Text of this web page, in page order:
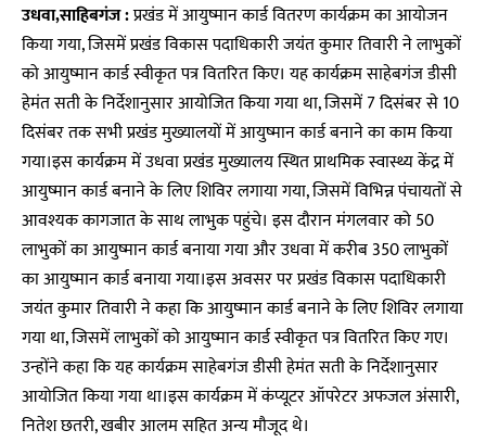
उधवा,साहिबगंज :प्रखंड में आयुष्मान कार्ड वितरण कार्यक्रम का आयोजन
किया गया, जिसमें प्रखंड विकास पदाधिकारी जयंत कुमार तिवारी ने लाभुकों
को आयुष्मान कार्ड स्वीकृत पत्र वितरित किए। यह कार्यक्रम साहेबगंज डीसी
हेमंत सती के निर्देशानुसार आयोजित किया गया था, जिसमें 7 दिसंबर से 10
दिसंबर तक सभी प्रखंड मुख्यालयों में आयुष्मान कार्ड बनाने का काम किया
गया।इस कार्यक्रम में उधवा प्रखंड मुख्यालय स्थित प्राथमिक स्वास्थ्य केंद्र में
आयुष्मान कार्ड बनाने के लिए शिविर लगाया गया, जिसमें विभिन्न पंचायतों से
आवश्यक कागजात के साथ लाभुक पहुंचे। इस दौरान मंगलवार को 50
लाभुकों का आयुष्मान कार्ड बनाया गया और उधवा में करीब 350 लाभुकों
का आयुष्मान कार्ड बनाया गया।इस अवसर पर प्रखंड विकास पदाधिकारी
जयंत कुमार तिवारी ने कहा कि आयुष्मान कार्ड बनाने के लिए शिविर लगाया
गया था, जिसमें लाभुकों को आयुष्मान कार्ड स्वीकृत पत्र वितरित किए गए।
उन्होंने कहा कि यह कार्यक्रम साहेबगंज डीसी हेमंत सती के निर्देशानुसार
आयोजित किया गया था।इस कार्यक्रम में कंप्यूटर ऑपरेटर अफजल अंसारी,
नितेश छतरी, खबीर आलम सहित अन्य मौजूद थे।